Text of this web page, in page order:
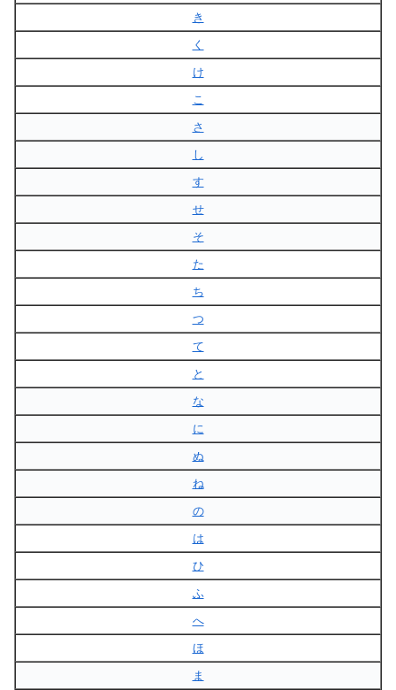
き
く
け
こ
さ
し
す
せ
そ
た
ち
つ
て
と
な
に
ぬ
ね
の
は
ひ
ふ
へ
ほ
ま